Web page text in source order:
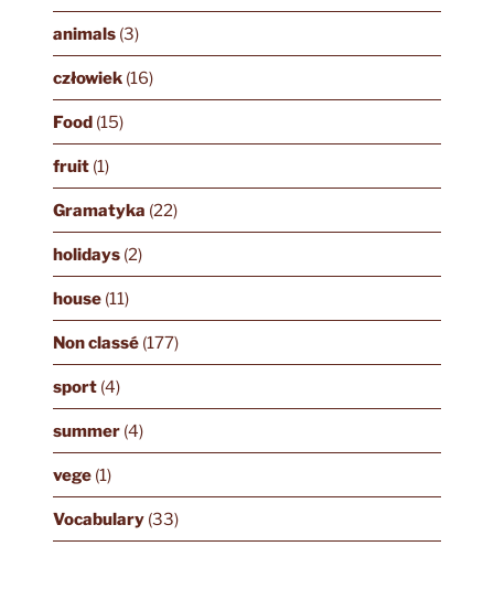
animals(3)
człowiek(16)
Food(15)
fruit(1)
Gramatyka (22)
holidays(2)
house(11)
Non classé(177)
sport(4)
summer(4)
vege(1)
Vocabulary(33)